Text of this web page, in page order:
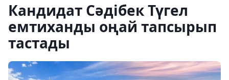
Кандидат Сәдібек Түгел
емтиханды оңай тапсырып
тастады